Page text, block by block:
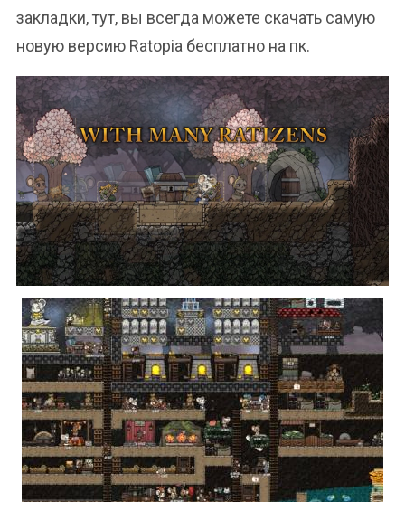
закладки, тут, вы всегда можете скачать самую
новую версию Ratopia бесплатно на пк.